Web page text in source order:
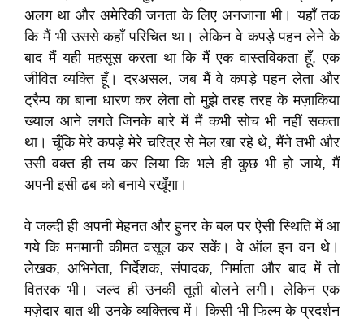
अलग था और अमेरिकी जनता के लिए अनजाना भी। यहाँ तक
कि मैं भी उससे कहाँ परिचित था। लेकिन वे कपड़े पहन लेने के
बाद मैं यही महसूस करता था कि मैं एक वास्तविकता हूँ, एक
जीवित व्यक्ति हूँ। दरअसल, जब मैं वे कपड़े पहन लेता और
ट्रैम्प का बाना धारण कर लेता तो मुझे तरह तरह के मज़ाकिया
ख्याल आने लगते जिनके बारे में मैं कभी सोच भी नहीं सकता
था। चूँकि मेरे कपड़े मेरे चरित्र से मेल खा रहे थे, मैंने तभी और
उसी वक्त ही तय कर लिया कि भले ही कुछ भी हो जाये, मैं
अपनी इसी ढब को बनाये रखूँगा।
वे जल्दी ही अपनी मेहनत और हुनर के बल पर ऐसी स्थिति में आ
गये कि मनमानी कीमत वसूल कर सकें। वे ऑल इन वन थे।
लेखक, अभिनेता, निर्देशक, संपादक, निर्माता और बाद में तो
वितरक भी। जल्द ही उनकी तूती बोलने लगी। लेकिन एक
मज़ेदार बात थी उनके व्यक्तित्व में। किसी भी फिल्म के प्रदर्शन